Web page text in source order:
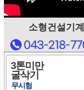
소형건설기계
3톤미만
굴삭기
무시험